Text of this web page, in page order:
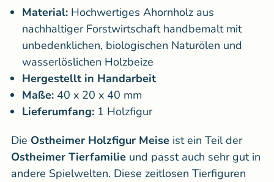
Material: Hochwertiges Ahornholz aus
nachhaltiger Forstwirtschaft handbemalt mit
unbedenklichen, biologischen Naturölen und
wasserlöslichen Holzbeize
Hergestellt in Handarbeit
Maße: 40 x 20 x 40 mm
Lieferumfang: 1 Holzfigur
Die Ostheimer Holzfigur Meise ist ein Teil der
Ostheimer Tierfamilie und passt auch sehr gut in
andere Spielwelten. Diese zeitlosen Tierfiguren